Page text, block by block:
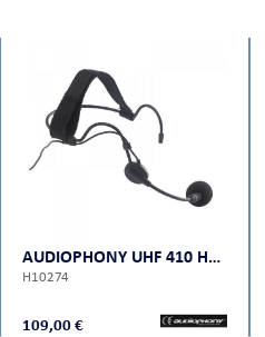
AUDIOPHONY UHF 410 HEAD
H10274
109,00 €